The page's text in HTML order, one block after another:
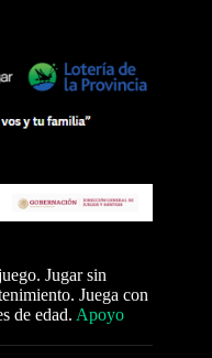
Jugar sin
Juega con
de edad. Apoyo